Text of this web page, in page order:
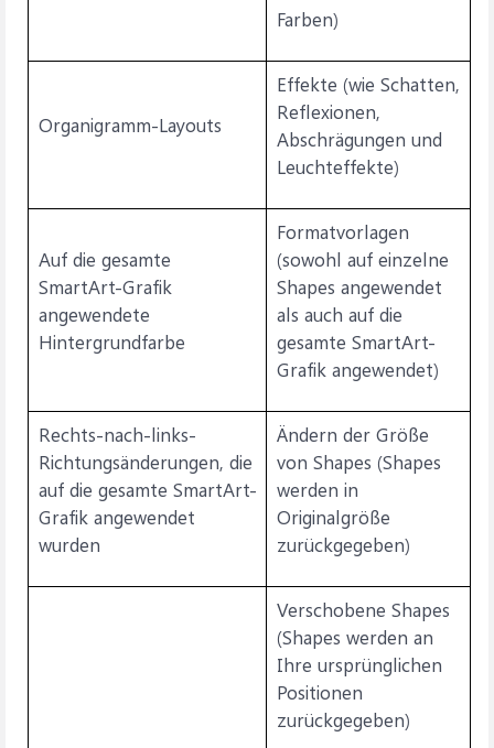
Farben)
Organigramm-Layouts
Effekte (wie Schatten,
Reflexionen,
Abschrägungen und
Leuchteffekte)
Auf die gesamte
SmartArt-Grafik
angewendete
Hintergrundfarbe
Formatvorlagen
(sowohl auf einzelne
Shapes angewendet
als auch auf die
gesamte SmartArt-
Grafik angewendet)
Rechts-nach-links-
Richtungsänderungen, die
auf die gesamte SmartArt-
Grafik angewendet
wurden
Ändern der Größe
von Shapes (Shapes
werden in
Originalgröße
zurückgegeben)
Verschobene Shapes
(Shapes werden an
Ihre ursprünglichen
Positionen
zurückgegeben)